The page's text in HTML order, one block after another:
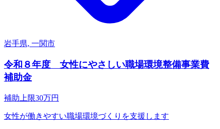
岩手県, 一関市
令和８年度 女性にやさしい職場環境整備事業費
補助金
補助上限30万円
女性が働きやすい職場環境づくりを支援します